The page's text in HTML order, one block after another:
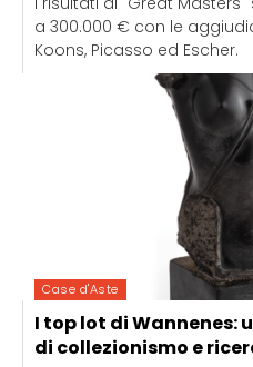
a 300.000 € con le
Koons, Picasso ed Escher.
Case d'Aste
I top lot di
di collezionismo e